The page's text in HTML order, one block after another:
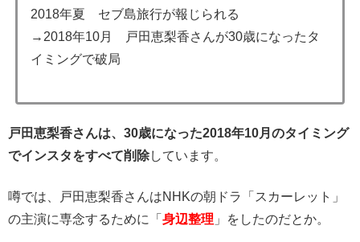
2018年夏 セブ島旅行が報じられる
→2018年10月 戸田恵梨香さんが30歳になったタ
イミングで破局
戸田恵梨香さんは、30歳になった2018年10月のタイミング
でインスタをすべて削除しています。
噂では、戸田恵梨香さんはNHKの朝ドラ「スカーレット」
の主演に専念するために「 身辺整理 」をしたのだとか。